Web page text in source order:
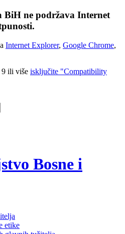
BiH ne podržava Internet
Internet Explorer, Google Chrome,
9 ili više isključite "Compatibility
Bosne i
etike